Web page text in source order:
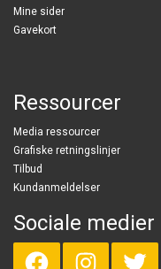
Mine sider
Gavekort
Ressourcer
Media ressourcer
Grafiske retningslinjer
Tilbud
Kundanmeldelser
Sociale medier